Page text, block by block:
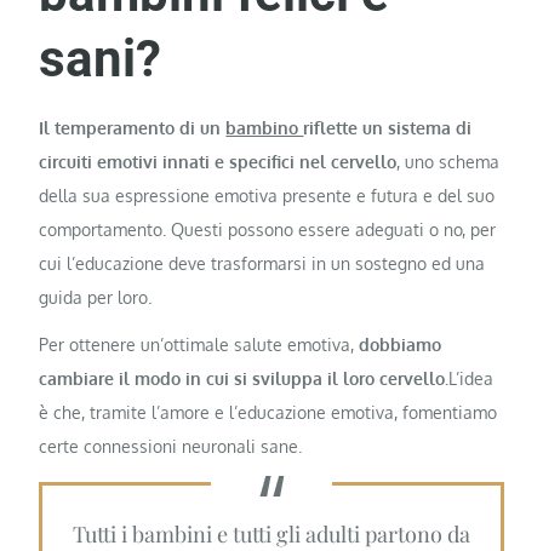
sani?
Il temperamento di un bambino riflette un sistema di
circuiti emotivi innati e specifici nel cervello, uno schema
della sua espressione emotiva presente e futura e del suo
comportamento. Questi possono essere adeguati o no, per
cui l’educazione deve trasformarsi in un sostegno ed una
guida per loro.
Per ottenere un’ottimale salute emotiva,dobbiamo
cambiare il modo in cui si sviluppa il loro cervello. L’idea
è che, tramite l’amore e l’educazione emotiva, fomentiamo
certe connessioni neuronali sane.
Tutti i bambini e tutti gli adulti partono da